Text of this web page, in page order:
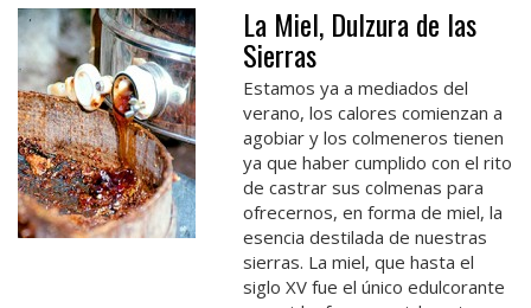
La Miel, Dulzura de las
Sierras
Estamos ya a mediados del
verano, los calores comienzan a
agobiar y los colmeneros tienen
ya que haber cumplido con el rito
de castrar sus colmenas para
ofrecernos, en forma de miel, la
esencia destilada de nuestras
sierras. La miel, que hasta el
siglo XV fue el único edulcorante